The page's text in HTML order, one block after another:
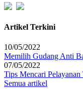
Artikel Terkini
10/05/2022
Memilih Gudang Anti
07/05/2022
Tips Mencari
Semua artikel